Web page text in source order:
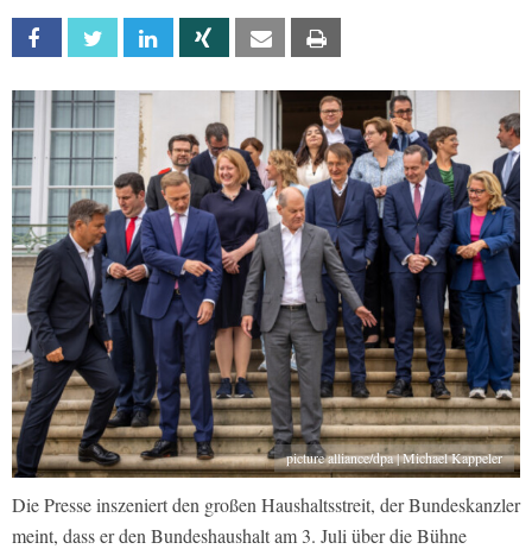
Facebook Twitter Linkedin Xing Email
picture alliance/dpa | Michael Kappeler
Die Presse inszeniert den großen Haushaltsstreit, der Bundeskanzler
meint, dass er den Bundeshaushalt am 3. Juli über die Bühne